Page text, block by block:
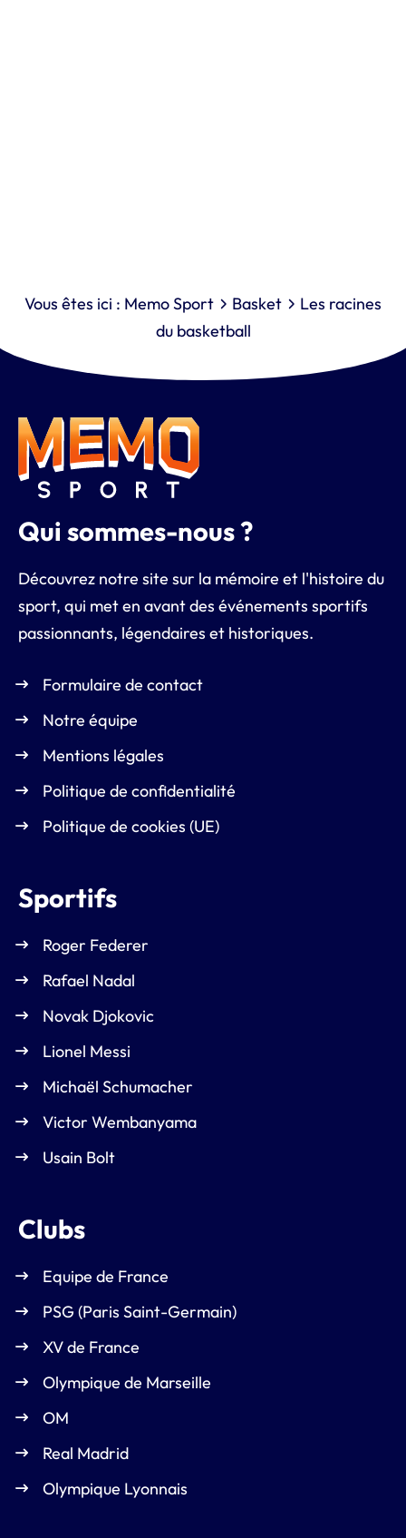
Vous êtes ici : Memo Sport Basket
Les racines
du basketball
Qui sommes-nous ?
Découvrez notre site sur la mémoire et l'histoire du
sport, qui met en avant des événements sportifs
passionnants, légendaires et historiques.
Formulaire de contact
Notre équipe
Mentions légales
Politique de confidentialité
Politique de cookies (UE)
Sportifs
Roger Federer
Rafael Nadal
Novak Djokovic
Lionel Messi
Michaël Schumacher
Victor Wembanyama
Usain Bolt
Clubs
Equipe de France
PSG (Paris Saint-Germain)
XV de France
Olympique de Marseille
OM
Real Madrid
Olympique Lyonnais